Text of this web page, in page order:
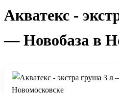
Акватекс -
— Новобаза в